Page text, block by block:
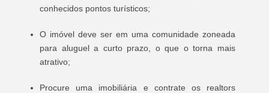
conhecidos pontos turísticos;
O imóvel deve ser em uma comunidade zoneada
para aluguel a curto prazo, o que o torna mais
atrativo;
Procure uma imobiliária e contrate os realtors